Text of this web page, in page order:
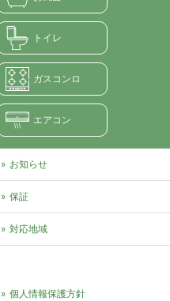
トイレ
ガスコンロ
エアコン
お知らせ
保証
対応地域
個⼈情報保護⽅針